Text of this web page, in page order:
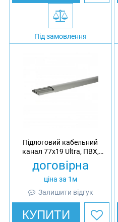
Під замовлення
Підлоговий кабельний
канал 77х19 Ultra, ПВХ,
довжина 2 м
договірна
ціна за 1м
Залишити відгук
КУПИТИ